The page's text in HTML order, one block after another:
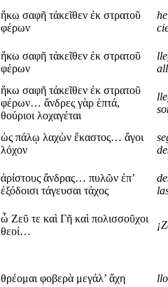
ἥκω σαφῆ τἀκεῖθεν ἐκ στρατοῦ
φέρων
ἥκω σαφῆ τἀκεῖθεν ἐκ στρατοῦ
φέρων
ἥκω σαφῆ τἀκεῖθεν ἐκ στρατοῦ
φέρων… ἄνδρες γὰρ ἑπτά,
θούριοι λοχαγέται
ὡς πάλῳ λαχὼν ἕκαστος… ἄγοι
λόχον
ἀρίστους ἄνδρας… πυλῶν ἐπ’
ἐξόδοισι τάγευσαι τάχος
ὦ Ζεῦ τε καὶ Γῆ καὶ πολισσοῦχοι
θεοί…
θρέομαι φοβερὰ μεγάλ’ ἄχη